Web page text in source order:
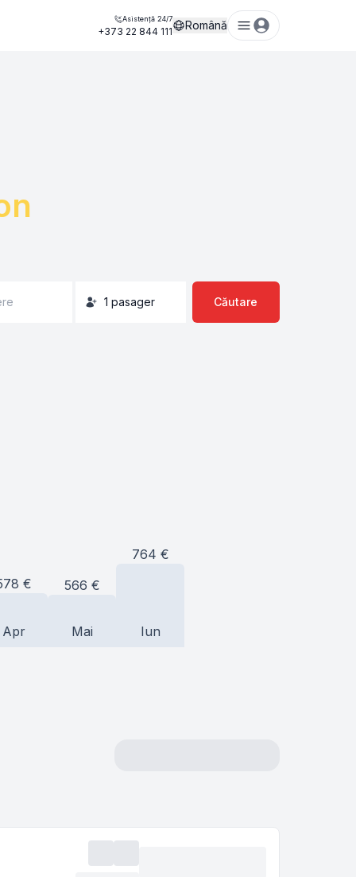
Asistență 24/7
+373 22 844 111 Română
1 pasager Căutare
€
Apr
566 €
Mai
764 €
Iun